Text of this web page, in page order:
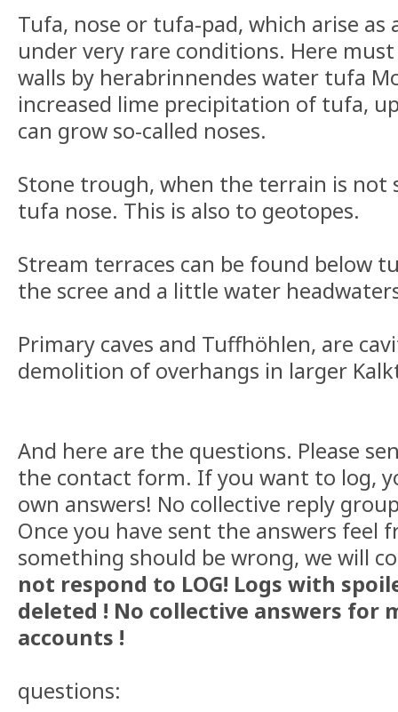
Tufa, nose or tufa-pad, which arise
under very rare conditions. Here
walls by herabrinnendes water tufa
increased lime precipitation of tufa,
can grow so-called noses.
Stone trough, when the terrain is not
tufa nose. This is also to geotopes.
Stream terraces can be found below
the scree and a little water
Primary caves and Tuffhöhlen, are
demolition of overhangs in larger
And here are the questions. Please
the contact form. If you want to log,
own answers! No collective reply
Once you have sent the answers feel
something should be wrong, we will
not respond to LOG! Logs with
deleted ! No collective answers for
accounts !
questions: